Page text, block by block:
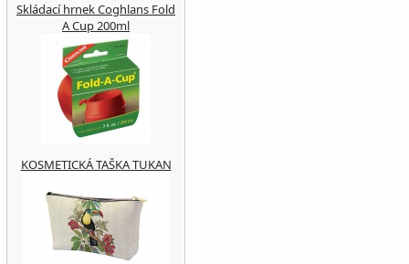
Skládací hrnek Coghlans Fold
A Cup 200ml
KOSMETICKÁ TAŠKA TUKAN